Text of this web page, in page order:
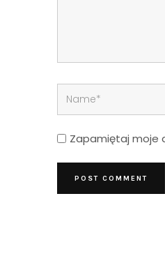
Zapamiętaj moje